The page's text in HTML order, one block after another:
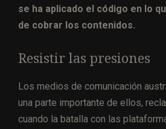
se ha aplicado el código en lo
de cobrar los contenidos.
Resistir las presiones
Los medios de comunicación
una parte importante de ellos,
cuando la batalla con las